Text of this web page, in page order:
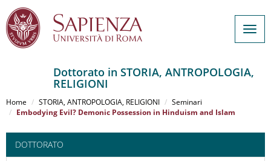
al
contenuto
Dottorato in STORIA, ANTROPOLOGIA,
RELIGIONI
Home STORIA, ANTROPOLOGIA, RELIGIONI
Seminari
Embodying Evil? Demonic Possession in Hinduism and Islam
DOTTORATO